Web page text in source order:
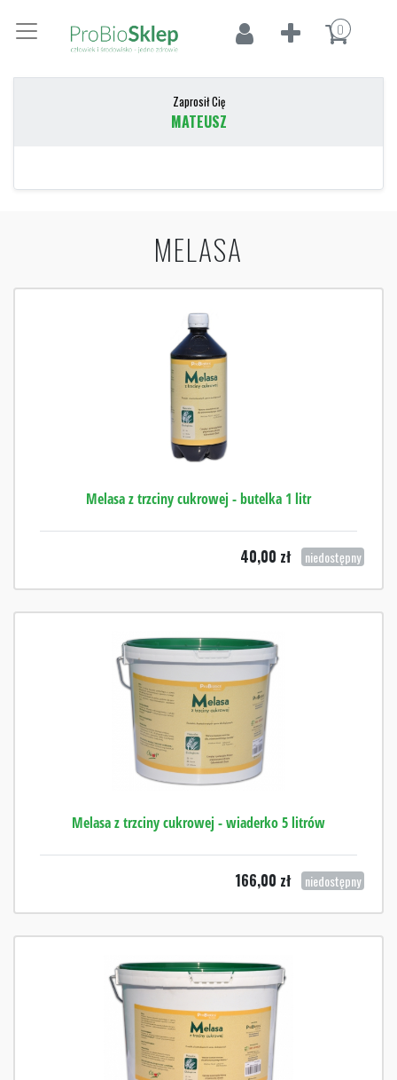
0
Zaprosił Cię
MATEUSZ
MELASA
Melasa z trzciny cukrowej - butelka 1 litr
40,00 zł niedostępny
Melasa z trzciny cukrowej - wiaderko 5 litrów
166,00 zł niedostępny